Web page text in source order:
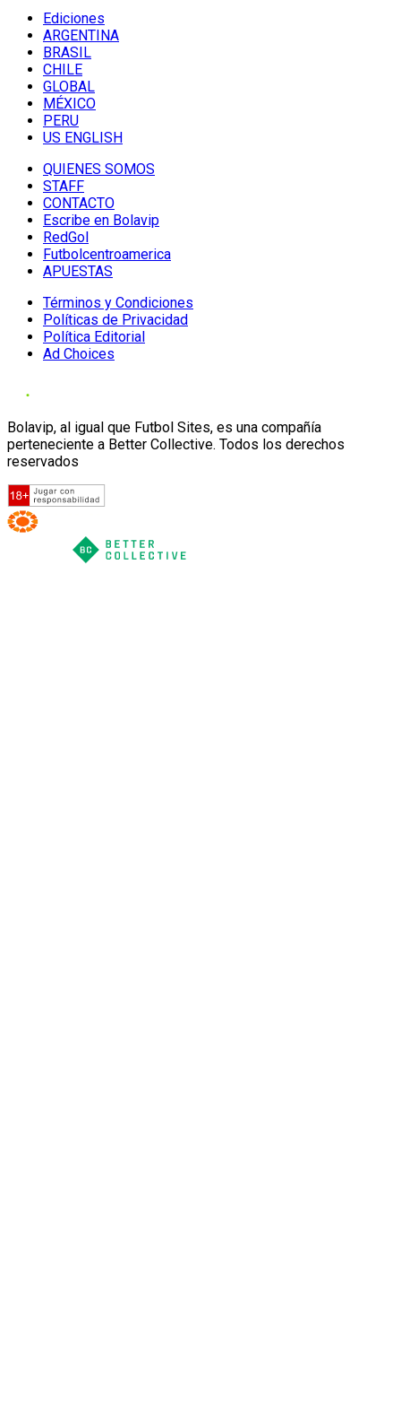
Ediciones
ARGENTINA
BRASIL
CHILE
GLOBAL
MÉXICO
PERU
US ENGLISH
QUIENES SOMOS
STAFF
CONTACTO
Escribe en Bolavip
RedGol
Futbolcentroamerica
APUESTAS
Términos y Condiciones
Políticas de Privacidad
Política Editorial
Ad Choices
Bolavip, al igual que Futbol Sites, es una compañía
perteneciente a Better Collective. Todos los derechos
reservados